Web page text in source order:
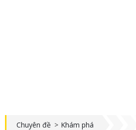
Chuyên đề > Khám phá